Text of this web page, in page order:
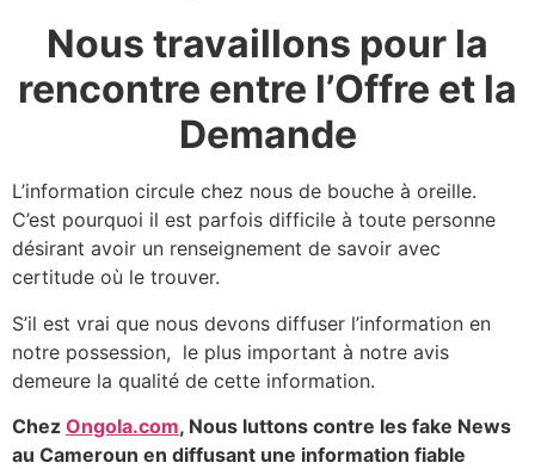
Nous travaillons pour la
rencontre entre l’Offre et la
Demande
L’information circule chez nous de bouche à oreille.
C’est pourquoi il est parfois difficile à toute personne
désirant avoir un renseignement de savoir avec
certitude où le trouver.
S’il est vrai que nous devons diffuser l’information en
notre possession, le plus important à notre avis
demeure la qualité de cette information.
Chez Ongola.com, Nous luttons contre les fake News
au Cameroun en diffusant une information fiable